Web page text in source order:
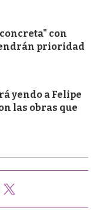
con
prioridad
yendo a Felipe
las obras que